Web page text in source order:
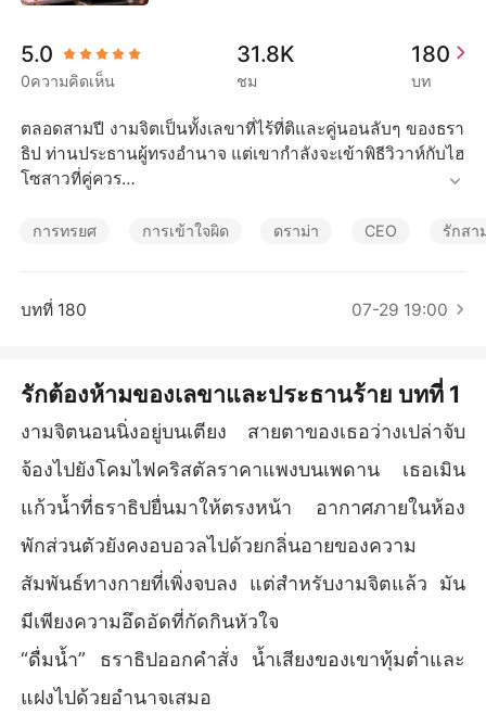
ดาวน์โหลดแอป
มหาเศรษฐี
เรื่องสั้นคัดสรร
5.0
0ความคิดเห็น
31.8K
ชม
180
บท
ตลอดสามปี งามจิตเป็นทั้งเลขาที่ไร้ที่ติและคู่นอนลับๆ ของธรา
ธิป ท่านประธานผู้ทรงอำนาจ แต่เขากำลังจะเข้าพิธีวิวาห์กับไฮ
โซสาวที่คู่ควร
เมื่อเธอตัดสินใจขอลาออกและไปดูตัวเพื่อเริ่มต้นชีวิตใหม่ เขาก
เขาบีบบังคับให้เธอใช้มือของตัวเองไปซื้อแหวนหมั้นวงโตมาใ
ะย่ำยีเธออย่างป่าเถื่อนเพื่อสั่งสอนให้รู้สถานะ
แต่ในวินาทีที่เธอถูกกระทำจนไร้ศักดิ์ศรี ประตูห้องกลับถูกเปิดอ
เพื่อนร่วมงานที่เกลียดชังเธอจงใจพา 'โชติกา' ว่าที่เจ้าสาวของ
เขาเข้ามาเห็นสภาพเสื้อผ้าหลุดลุ่ยและรอยแดงทั่วลำคอของเธ
อพอดี!
แต่ท่านก็ไม่ควรลงโทษเธอรุนแรงแบบนี้นะครับ"
เพื่อนร่วมงานจงใจใส่ร้ายเพื่อสาดโคลนใส่เธอ และช่วยหาทาง
ลงให้เจ้านายอย่างแนบเนียน
การทรยศ การเข้าใจผิด ดราม่า CEO รักสา
บทที่ 180 07-29 19:00
รักต้องห้ามของเลขาและประธานร้าย บทที่ 1
งามจิตนอนนิ่งอยู่บนเตียง สายตาของเธอว่างเปล่าจับ
จ้องไปยังโคมไฟคริสตัลราคาแพงบนเพดาน เธอเมิน
แก้วน้ำที่ธราธิปยื่นมาให้ตรงหน้า อากาศภายในห้อง
พักส่วนตัวยังคงอบอวลไปด้วยกลิ่นอายของความ
สัมพันธ์ทางกายที่เพิ่งจบลง แต่สำหรับงามจิตแล้ว มัน
มีเพียงความอึดอัดที่กัดกินหัวใจ
“ดื่มน้ำ” ธราธิปออกคำสั่ง น้ำเสียงของเขาทุ้มต่ำและ
แฝงไปด้วยอำนาจเสมอ